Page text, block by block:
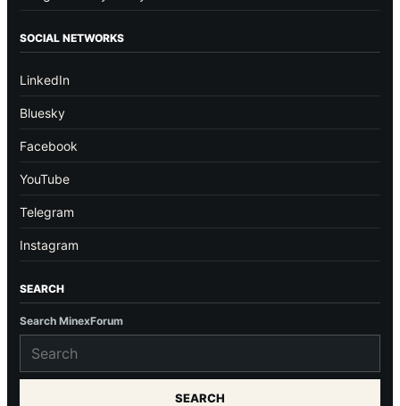
SOCIAL NETWORKS
LinkedIn
Bluesky
Facebook
YouTube
Telegram
Instagram
SEARCH
Search MinexForum
SEARCH